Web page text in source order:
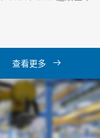
查看更多